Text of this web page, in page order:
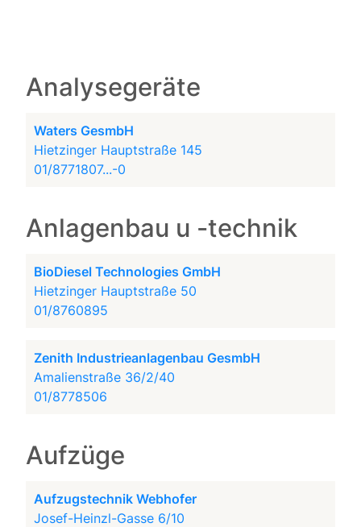
Analysegeräte
Waters GesmbH
Hietzinger Hauptstraße 145
01/8771807...-0
Anlagenbau u -technik
BioDiesel Technologies GmbH
Hietzinger Hauptstraße 50
01/8760895
Zenith Industrieanlagenbau GesmbH
Amalienstraße 36/2/40
01/8778506
Aufzüge
Aufzugstechnik Webhofer
Josef-Heinzl-Gasse 6/10